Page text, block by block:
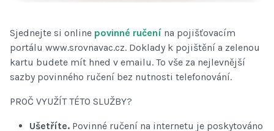
Sjednejte si online povinné ručení na pojišťovacím
portálu www.srovnavac.cz. Doklady k pojištění a zelenou
kartu budete mít hned v emailu. To vše za nejlevnější
sazby povinného ručení bez nutnosti telefonování.
PROČ VYUŽÍT TÉTO SLUŽBY?
Ušetříte. Povinné ručení na internetu je poskytováno